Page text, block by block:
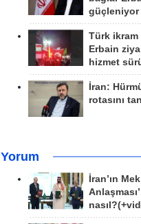
güçleniyor
Türk ikram
Erbain
hizmet
İran:
rotasını
Yorum
İran’ın